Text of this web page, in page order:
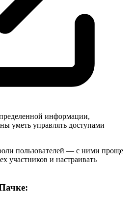
информации,
уметь управлять доступами
пользователей — с ними проще
участников и настраивать